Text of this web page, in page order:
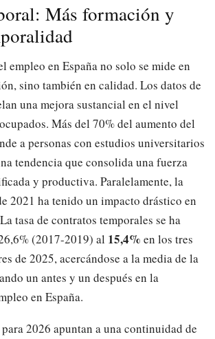
Más formación y
empleo en España no solo se mide en
sino también en calidad. Los datos de
una mejora sustancial en el nivel
Más del 70% del aumento del
a personas con estudios universitarios
tendencia que consolida una fuerza
y productiva. Paralelamente, la
2021 ha tenido un impacto drástico en
tasa de contratos temporales se ha
(2017-2019) al 15,4% en los tres
de 2025, acercándose a la media de la
un antes y un después en la
en España.
2026 apuntan a una continuidad de